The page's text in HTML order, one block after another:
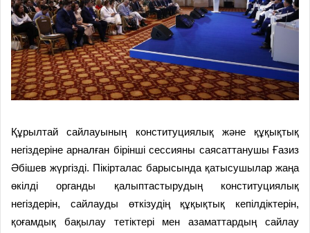
Құрылтай сайлауының конституциялық және құқықтық
негіздеріне арналған бірінші сессияны саясаттанушы Ғазиз
Әбішев жүргізді. Пікірталас барысында қатысушылар жаңа
өкілді органды қалыптастырудың конституциялық
негіздерін, сайлауды өткізудің құқықтық кепілдіктерін,
қоғамдық бақылау тетіктері мен азаматтардың сайлау